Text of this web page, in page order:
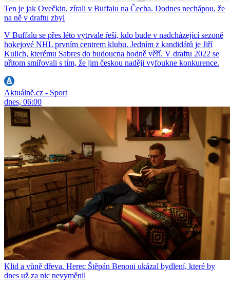
Ten je jak Ovečkin, zírali v Buffalu na Čecha. Dodnes nechápou, že
na ně v draftu zbyl
V Buffalu se přes léto vytrvale řeší, kdo bude v nadcházející sezoně
hokejové NHL prvním centrem klubu. Jedním z kandidátů je Jiří
Kulich, kterému Sabres do budoucna hodně věří. V draftu 2022 se
přitom smiřovali s tím, že jim českou naději vyfoukne konkurence.
Aktuálně.cz - Sport
dnes, 06:00
Klid a vůně dřeva. Herec Štěpán Benoni ukázal bydlení, které by
dnes už za nic nevyměnil